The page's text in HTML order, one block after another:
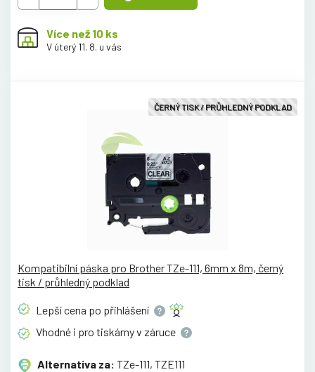
Více než 10 ks
V úterý 11. 8. u vás
ČERNÝ TISK / PRŮHLEDNÝ PODKLAD
Kompatibilní páska pro Brother TZe-111, 6mm x 8m, černý
tisk / průhledný podklad
Lepší cena po přihlášení
Vhodné i pro tiskárny v záruce
Alternativa za: TZe-111, TZE111